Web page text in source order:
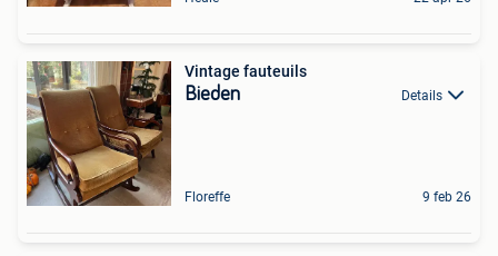
Vintage fauteuils
Bieden Details
Floreffe 9 feb 26